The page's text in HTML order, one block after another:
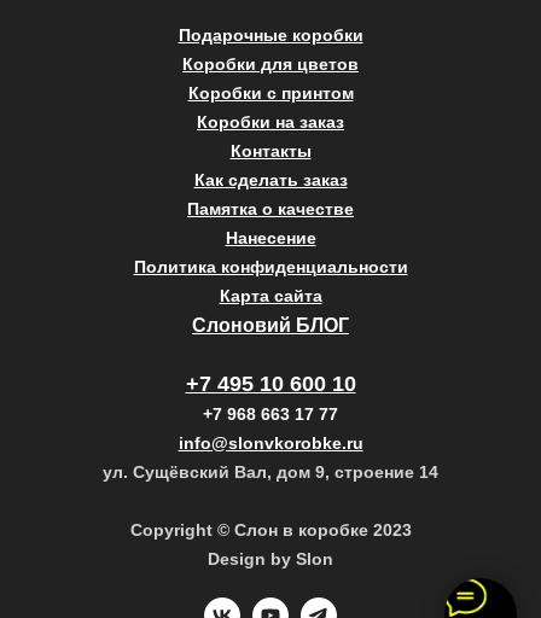
Подарочные коробки
Коробки для цветов
Коробки с принтом
Коробки на заказ
Контакты
Как сделать заказ
Памятка о качестве
Нанесение
Политика конфиденциальности
Карта сайта
Слоновий БЛОГ
+7 495 10 600 10
+7 968 663 17 77
info@slonvkorobke.ru
ул. Сущёвский Вал, дом 9, строение 14
Copyright © Слон в коробке 2023
Design by Slon